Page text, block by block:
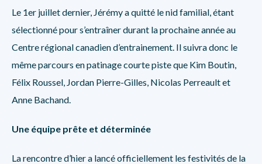
Le 1er juillet dernier, Jérémy a quitté le nid familial, étant
sélectionné pour s’entraîner durant la prochaine année au
Centre régional canadien d’entrainement. Il suivra donc le
même parcours en patinage courte piste que Kim Boutin,
Félix Roussel, Jordan Pierre-Gilles, Nicolas Perreault et
Anne Bachand.
Une équipe prête et déterminée
La rencontre d’hier a lancé officiellement les festivités de la